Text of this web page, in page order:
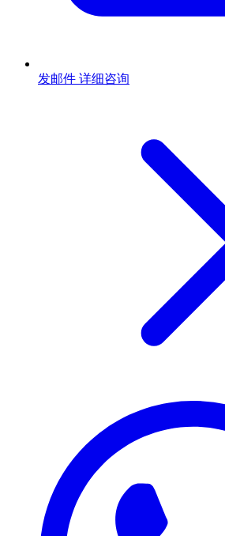
发邮件 详细咨询